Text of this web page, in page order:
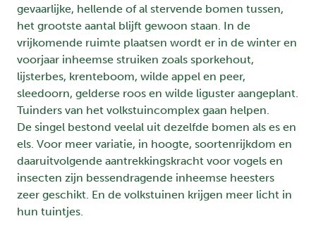
gevaarlijke, hellende of al stervende bomen tussen,
het grootste aantal blijft gewoon staan. In de
vrijkomende ruimte plaatsen wordt er in de winter en
voorjaar inheemse struiken zoals sporkehout,
lijsterbes, krenteboom, wilde appel en peer,
sleedoorn, gelderse roos en wilde liguster aangeplant.
Tuinders van het volkstuincomplex gaan helpen.
De singel bestond veelal uit dezelfde bomen als es en
els. Voor meer variatie, in hoogte, soortenrijkdom en
daaruitvolgende aantrekkingskracht voor vogels en
insecten zijn bessendragende inheemse heesters
zeer geschikt. En de volkstuinen krijgen meer licht in
hun tuintjes.